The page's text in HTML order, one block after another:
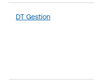
DT Gestion